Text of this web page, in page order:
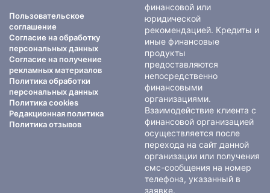
Пользовательское
соглашение
Согласие на обработку
персональных данных
Согласие на получение
рекламных материалов
Политика обработки
персональных данных
Политика cookies
Редакционная политика
Политика отзывов
финансовой или
юридической
рекомендацией. Кредиты и
иные финансовые
продукты
предоставляются
непосредственно
финансовыми
организациями.
Взаимодействие клиента с
финансовой организацией
осуществляется после
перехода на сайт данной
организации или получения
смс-сообщения на номер
телефона, указанный в
заявке.